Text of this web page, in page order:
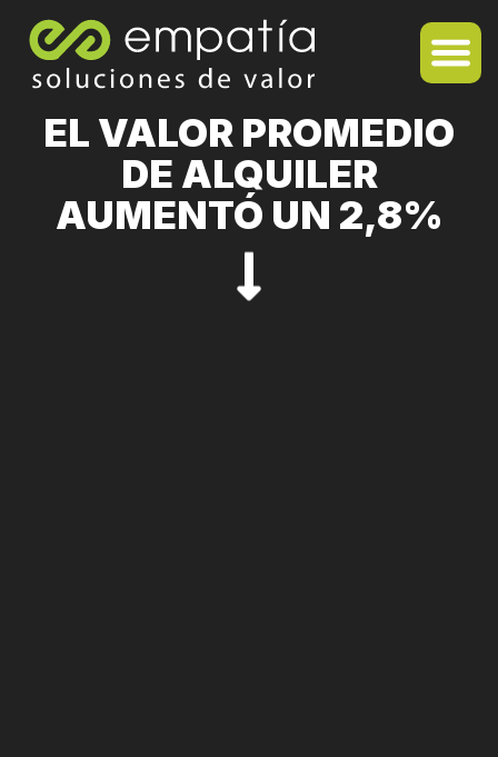
EL VALOR PROMEDIO
DE ALQUILER
AUMENTÓ UN 2,8%